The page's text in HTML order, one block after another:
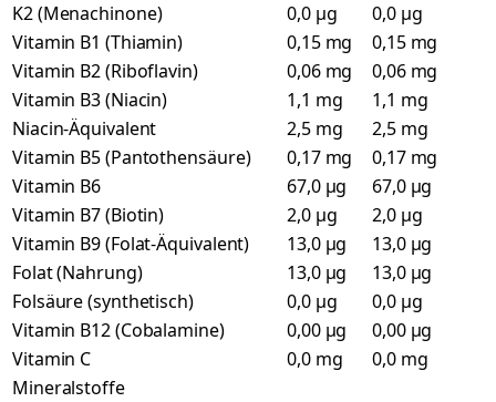
K2 (Menachinone)
0,0 µg
0,0 µg
Vitamin B1 (Thiamin)
0,15 mg
0,15 mg
Vitamin B2 (Riboflavin)
0,06 mg
0,06 mg
Vitamin B3 (Niacin)
1,1 mg
1,1 mg
Niacin-Äquivalent
2,5 mg
2,5 mg
Vitamin B5 (Pantothensäure)
0,17 mg
0,17 mg
Vitamin B6
67,0 µg
67,0 µg
Vitamin B7 (Biotin)
2,0 µg
2,0 µg
Vitamin B9 (Folat-Äquivalent)
13,0 µg
13,0 µg
Folat (Nahrung)
13,0 µg
13,0 µg
Folsäure (synthetisch)
0,0 µg
0,0 µg
Vitamin B12 (Cobalamine)
0,00 µg
0,00 µg
Vitamin C
0,0 mg
0,0 mg
Mineralstoffe